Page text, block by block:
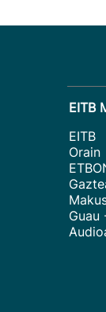
EITB
EITB
Orain
Guau